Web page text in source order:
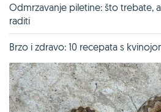
Odmrzavanje piletine: što trebate,
raditi
Brzo i zdravo: 10 recepata s